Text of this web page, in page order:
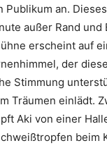
Publikum an.
außer Rand und
erscheint auf
der
Stimmung
Träumen einlädt.
Aki von einer
beim